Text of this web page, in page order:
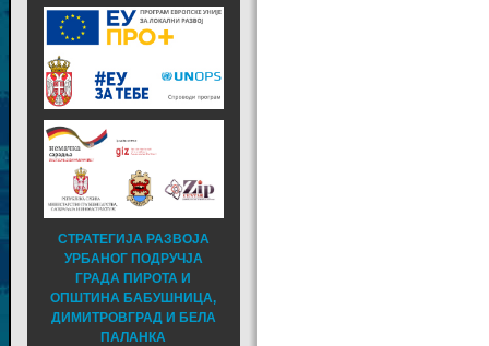
СТРАТЕГИЈА РАЗВОЈА
УРБАНОГ ПОДРУЧЈА
ГРАДА ПИРОТА И
ОПШТИНА БАБУШНИЦА,
ДИМИТРОВГРАД И БЕЛА
ПАЛАНКА